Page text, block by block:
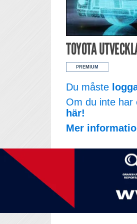
TOYOTA
Du måste
Om du inte har
här!
Mer